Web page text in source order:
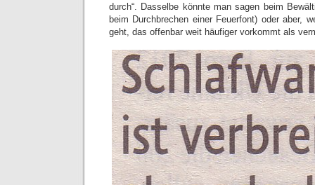
durch“. Dasselbe könnte man sagen beim
beim Durchbrechen einer Feuerfont) oder aber,
geht, das offenbar weit häufiger vorkommt als